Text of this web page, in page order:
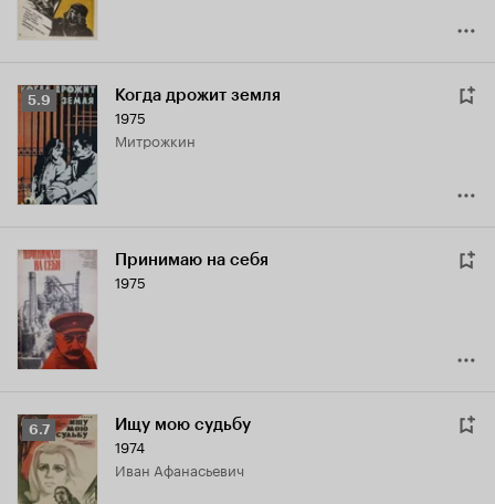
Рейтинг
Кинопоиска
5.9
5.9 Когда дрожит земля
1975
Митрожкин
Принимаю на себя
1975
Рейтинг
Кинопоиска
6.7
6.7 Ищу мою судьбу
1974
Иван Афанасьевич